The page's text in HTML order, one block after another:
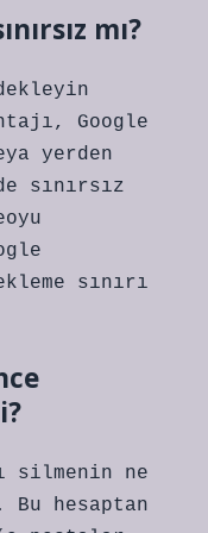
mı?
Google
yerden
sınırsız
sınırı
silmenin ne
hesaptan